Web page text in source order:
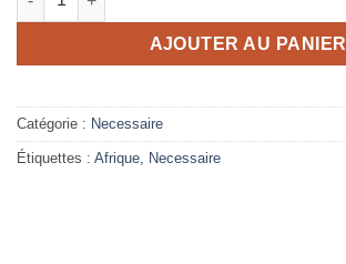
AJOUTER AU PANIER
Catégorie : Necessaire
Étiquettes : Afrique, Necessaire